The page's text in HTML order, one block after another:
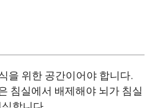
을 위한 공간이어야 합니다.
침실에서 배제해야 뇌가 침실